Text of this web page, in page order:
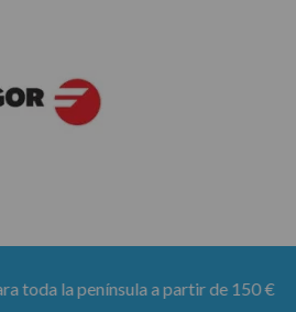
a partir de 150 €